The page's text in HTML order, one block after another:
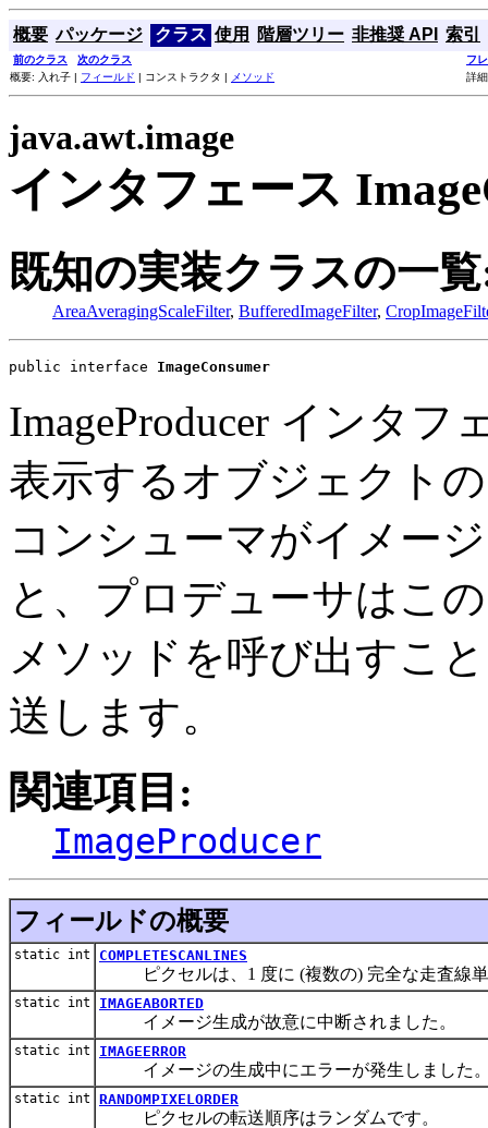
概要 パッケージ クラス 使用 階層ツリー 非推奨 API 索引
前のクラス 次のクラス
フ
概要: 入れ子 | フィールド | コンストラクタ | メソッド 詳
java.awt.image
インタフェース
既知の実装クラスの一
AreaAveragingScaleFilter, BufferedImageFilter,
public interface ImageConsumer
ImageProducer インタ
表示するオブジェクト
コンシューマがイメー
と、プロデューサはこ
メソッドを呼び出すこ
送します。
関連項目:
ImageProducer
フィールドの概要
static int COMPLETESCANLINES
ピクセルは、1 度に (複数の) 完全な走査線単
static int IMAGEABORTED
イメージ生成が故意に中断されました。
static int IMAGEERROR
イメージの生成中にエラーが発生しました
static int RANDOMPIXELORDER
ピクセルの転送順序はランダムです。